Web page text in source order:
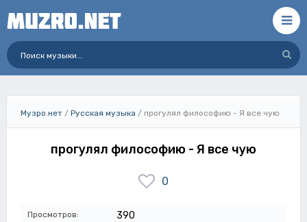
Музро.нет / Русская музыка / прогулял философию - Я все чую
прогулял философию - Я все чую
0
Просмотров: 390